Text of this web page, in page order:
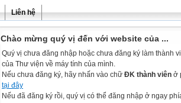
Liên hệ
Chào mừng quý vị đến với website của ...
Quý vị chưa đăng nhập hoặc chưa đăng ký làm thành
của Thư viện về máy tính của mình.
Nếu chưa đăng ký, hãy nhấn vào chữ ĐK thành viên ở
tại đây
Nếu đã đăng ký rồi, quý vị có thể đăng nhập ở ngay